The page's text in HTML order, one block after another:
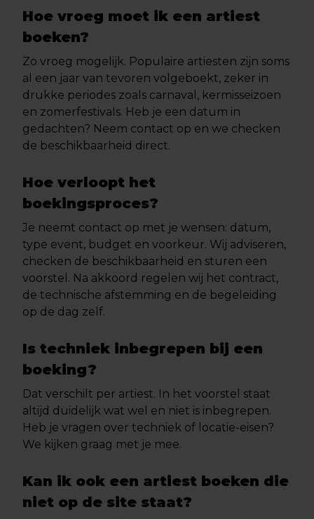
Hoe vroeg moet ik een artiest
boeken?
Zo vroeg mogelijk. Populaire artiesten zijn soms
al een jaar van tevoren volgeboekt, zeker in
drukke periodes zoals carnaval, kermisseizoen
en zomerfestivals. Heb je een datum in
gedachten? Neem contact op en we checken
de beschikbaarheid direct.
Hoe verloopt het
boekingsproces?
Je neemt contact op met je wensen: datum,
type event, budget en voorkeur. Wij adviseren,
checken de beschikbaarheid en sturen een
voorstel. Na akkoord regelen wij het contract,
de technische afstemming en de begeleiding
op de dag zelf.
Is techniek inbegrepen bij een
boeking?
Dat verschilt per artiest. In het voorstel staat
altijd duidelijk wat wel en niet is inbegrepen.
Heb je vragen over techniek of locatie-eisen?
We kijken graag met je mee.
Kan ik ook een artiest boeken die
niet op de site staat?